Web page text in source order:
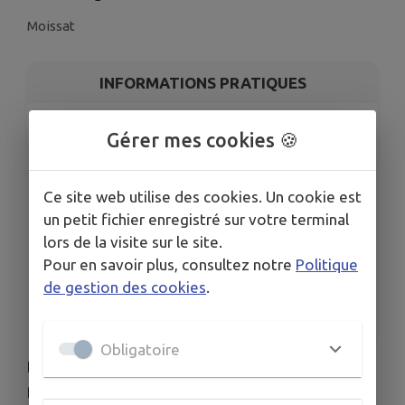
Moissat
INFORMATIONS PRATIQUES
Le marché de paysans Bio - Le vendredi des
TOUTES LES DATES
Le ven. 7 août
Le ven. 21 août
Le ven. 4 sept.
Le ven. 18 sept.
Le ven. 2 oct.
Les marchés regroupent une quinzaine de
producteurs et productrices bio du territoire. Ils
Gérer mes cookies 🍪
Ce site web utilise des cookies. Un cookie est
un petit fichier enregistré sur votre terminal
lors de la visite sur le site.
Pour en savoir plus, consultez notre Politique
de gestion des cookies.
Obligatoire